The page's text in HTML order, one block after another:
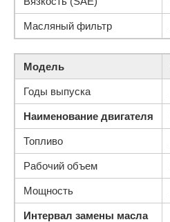
Масляный фильтр
Модель
Годы выпуска
Наименование двигателя
Топливо
Рабочий объем
Мощность
Интервал замены масла